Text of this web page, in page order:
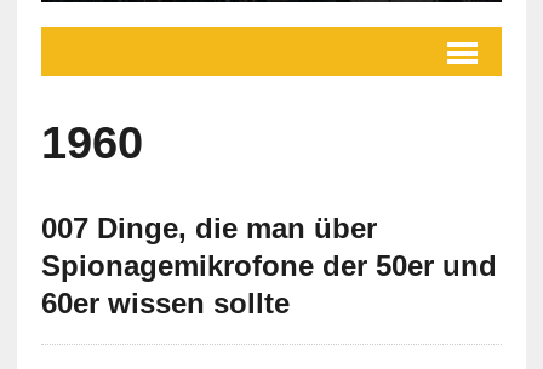
1960
007 Dinge, die man über
Spionagemikrofone der 50er und
60er wissen sollte